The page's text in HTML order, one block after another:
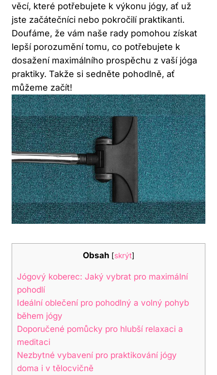
věcí, které potřebujete k výkonu jógy, ať už
jste začátečníci nebo pokročilí praktikanti.
Doufáme, že vám naše rady pomohou získat
lepší porozumění tomu, co potřebujete k
dosažení maximálního prospěchu z vaší jóga
praktiky. Takže si sedněte pohodlně, ať
můžeme začít!
Obsah [skrýt]
Jógový koberec: Jaký vybrat pro maximální
pohodlí
Ideální oblečení pro pohodlný a volný pohyb
během jógy
Doporučené pomůcky pro hlubší relaxaci a
meditaci
Nezbytné vybavení pro praktikování jógy
doma i v tělocvičně